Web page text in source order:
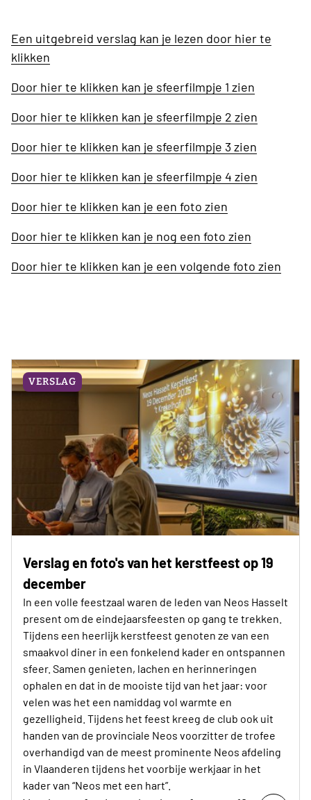
Een uitgebreid verslag kan je lezen door hier te
klikken
Door hier te klikken kan je sfeerfilmpje 1 zien
Door hier te klikken kan je sfeerfilmpje 2 zien
Door hier te klikken kan je sfeerfilmpje 3 zien
Door hier te klikken kan je sfeerfilmpje 4 zien
Door hier te klikken kan je een foto zien
Door hier te klikken kan je nog een foto zien
Door hier te klikken kan je een volgende foto zien
VERSLAG
Verslag en foto's van het kerstfeest op 19
december
In een volle feestzaal waren de leden van Neos Hasselt
present om de eindejaarsfeesten op gang te trekken.
Tijdens een heerlijk kerstfeest genoten ze van een
smaakvol diner in een fonkelend kader en ontspannen
sfeer. Samen genieten, lachen en herinneringen
ophalen en dat in de mooiste tijd van het jaar: voor
velen was het een namiddag vol warmte en
gezelligheid. Tijdens het feest kreeg de club ook uit
handen van de provinciale Neos voorzitter de trofee
overhandigd van de meest prominente Neos afdeling
in Vlaanderen tijdens het voorbije werkjaar in het
kader van “Neos met een hart”.